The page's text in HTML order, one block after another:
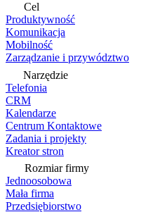
Cel
Produktywność
Komunikacja
Mobilność
Zarządzanie i przywództwo
Narzędzie
Telefonia
CRM
Kalendarze
Centrum Kontaktowe
Zadania i projekty
Kreator stron
Rozmiar firmy
Jednoosobowa
Mała firma
Przedsiębiorstwo